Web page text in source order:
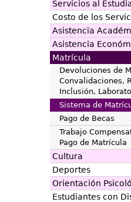
Servicios al
Costo de los
Asistencia
Asistencia
Matrícula
Devoluciones de
Convalidaciones,
Inclusión,
Sistema de
Pago de Becas
Trabajo
Pago de Matrícula
Cultura
Deportes
Orientación
Estudiantes con